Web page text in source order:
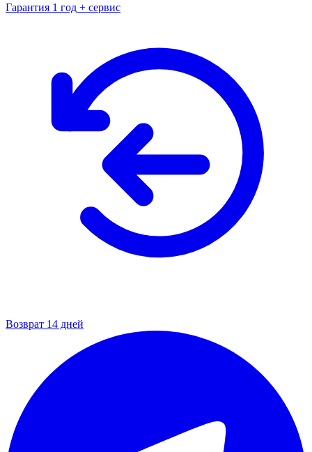
Гарантия 1 год + сервис
Возврат 14 дней